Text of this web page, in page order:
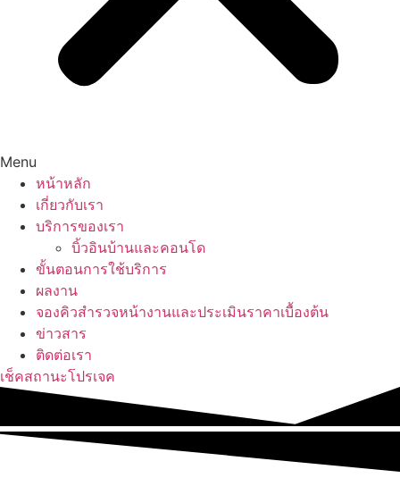
Menu
หน้าหลัก
เกี่ยวกับเรา
บริการของเรา
บิ้วอินบ้านและคอนโด
ขั้นตอนการใช้บริการ
ผลงาน
จองคิวสำรวจหน้างานและประเมินราคาเบื้องต้น
ข่าวสาร
ติดต่อเรา
เช็คสถานะโปรเจค